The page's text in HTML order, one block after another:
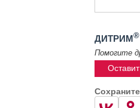
ДИТРИМ®
Помогите